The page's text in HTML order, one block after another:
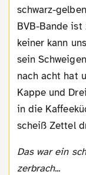
schwarz-
BVB-Bande ist
keiner kann
sein
nach acht hat
Kappe und
in die
scheiß Zettel
Das war ein schwerer Tag, weil in mir eine Welt
zerbrach...